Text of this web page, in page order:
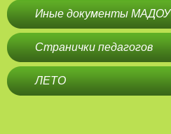
Иные документы МАДОУ
Странички педагогов
ЛЕТО